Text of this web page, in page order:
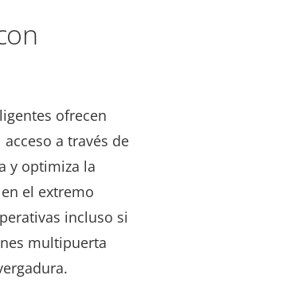
ofrecen
a través de
y optimiza la
el extremo
incluso si
multipuerta